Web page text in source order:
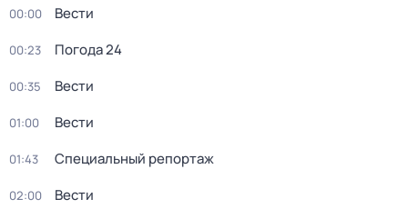
00:00 Вести
00:23 Погода 24
00:35 Вести
01:00 Вести
01:43 Специальный репортаж
02:00 Вести